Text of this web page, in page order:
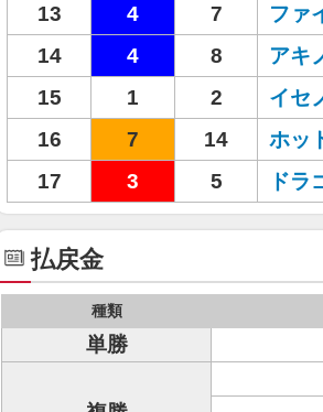
13
4 7 ファ
14
4 8 アキ
15
1 2 イセ
16
7 14 ホッ
17
3 5 ドラ
払戻金
種類
単勝